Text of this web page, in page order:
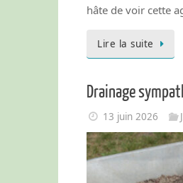
hâte de voir cette
Lire la suite
Drainage
13 juin 2026